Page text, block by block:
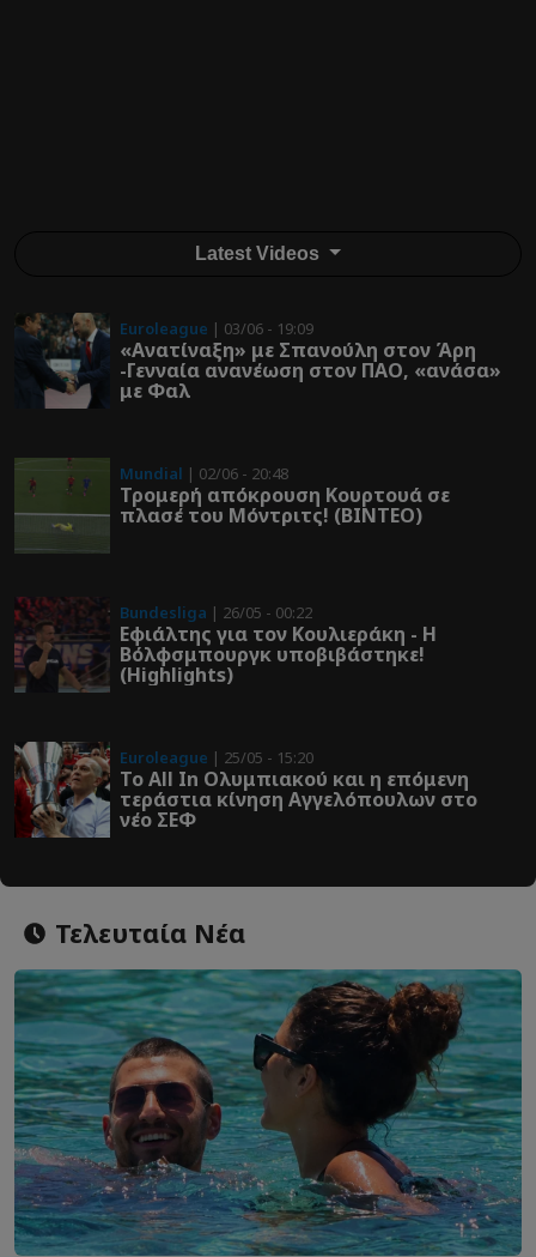
Latest Videos
Euroleague | 03/06 - 19:09
«Ανατίναξη» με Σπανούλη στον Άρη
-Γενναία ανανέωση στον ΠΑΟ, «ανάσα»
με Φαλ
Mundial | 02/06 - 20:48
Τρομερή απόκρουση Κουρτουά σε
πλασέ του Μόντριτς! (ΒΙΝΤΕΟ)
Bundesliga | 26/05 - 00:22
Εφιάλτης για τον Κουλιεράκη - Η
Βόλφσμπουργκ υποβιβάστηκε!
(Highlights)
Euroleague | 25/05 - 15:20
Το All In Ολυμπιακού και η επόμενη
τεράστια κίνηση Αγγελόπουλων στο
νέο ΣΕΦ
Τελευταία Νέα